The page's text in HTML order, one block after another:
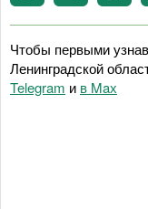
Чтобы первыми
Ленинградской
Telegram и в Maх